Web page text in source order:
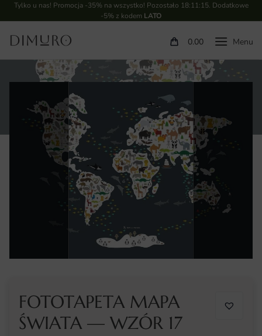
Tylko u nas! Promocja -35% na wszystko! Pozostało 18:11:15. Dodatkowe
-5% z kodem LATO
0.00
FOTOTAPETA MAPA
ŚWIATA — WZÓR 17